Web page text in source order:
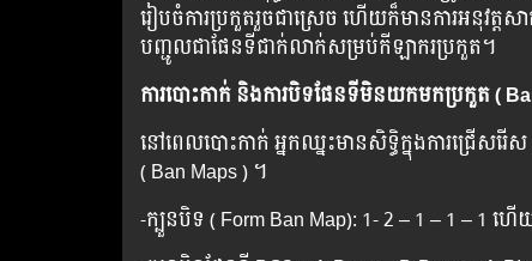
រៀបចំការប្រកួតរួចជាស្រេច ហើយក៏មានការអនុវត្
បញ្ជូលជាផែនទីជាក់លាក់សម្រប់កីឡាករប្រកួត។
ការបោះកាក់ និងការបិទផែនទីមិនយកមកប្រកួត (
នៅពេលបោះកាក់ អ្នកឈ្នះមានសិទ្ធិក្នុងការជ្រើ
( Ban Maps ) ។
-ក្បួនបិទ ( Form Ban Map): 1- 2 – 1 – 1 – 1